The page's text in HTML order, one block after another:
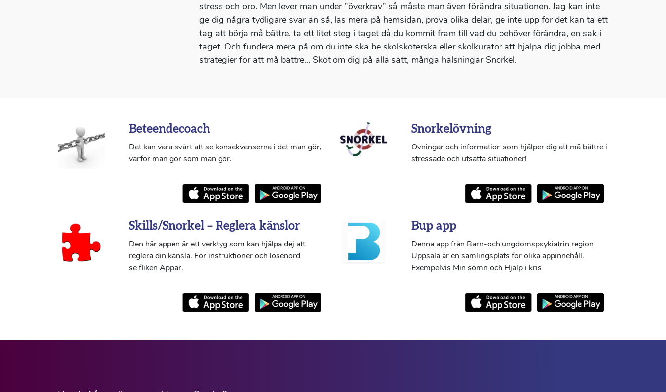
stress och oro. Men lever man under "överkrav" så måste man även förändra situationen. Jag kan inte
ge dig några tydligare svar än så, läs mera på hemsidan, prova olika delar, ge inte upp för det kan ta ett
tag att börja må bättre. ta ett litet steg i taget då du kommit fram till vad du behöver förändra, en sak i
taget. Och fundera mera på om du inte ska be skolsköterska eller skolkurator att hjälpa dig jobba med
strategier för att må bättre... Sköt om dig på alla sätt, många hälsningar Snorkel.
Beteendecoach
Det kan vara svårt att se konsekvenserna i det man gör,
varför man gör som man gör.
Snorkelövning
Övningar och information som hjälper dig att må bättre i
stressade och utsatta situationer!
Skills/Snorkel – Reglera känslor
Den här appen är ett verktyg som kan hjälpa dej att
reglera din känsla. För instruktioner och lösenord
se fliken Appar.
Bup app
Denna app från Barn-och ungdomspsykiatrin region
Uppsala är en samlingsplats för olika appinnehåll.
Exempelvis Min sömn och Hjälp i kris